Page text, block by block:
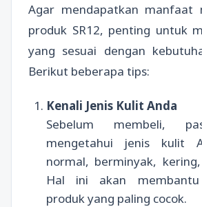
Agar mendapatkan manfaat
produk SR12, penting untuk
yang sesuai dengan
Berikut beberapa tips:
Kenali Jenis Kulit Anda
Sebelum membeli,
mengetahui jenis kulit
normal, berminyak,
Hal ini akan membantu
produk yang paling cocok.